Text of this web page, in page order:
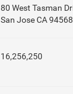
80 West Tasman
San Jose CA 94568
16,256,250